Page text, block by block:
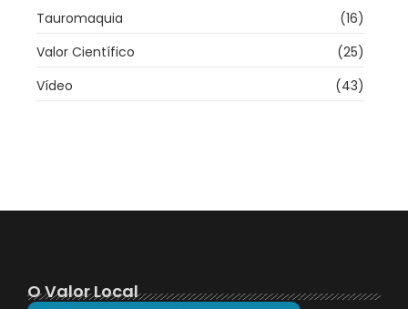
Tauromaquia
(16)
Valor Científico
(25)
Vídeo
(43)
O Valor Local